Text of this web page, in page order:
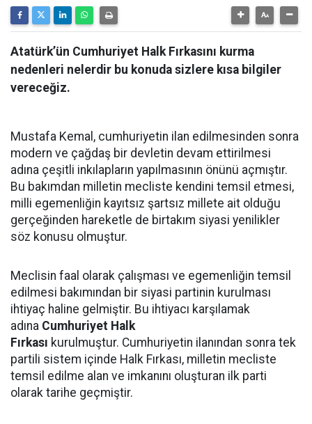
Atatürk’ün Cumhuriyet Halk Fırkasını kurma
nedenleri nelerdir bu konuda sizlere kısa bilgiler
vereceğiz.
Mustafa Kemal, cumhuriyetin ilan edilmesinden sonra
modern ve çağdaş bir devletin devam ettirilmesi
adına çeşitli inkılapların yapılmasının önünü açmıştır.
Bu bakımdan milletin mecliste kendini temsil etmesi,
milli egemenliğin kayıtsız şartsız millete ait olduğu
gerçeğinden hareketle de birtakım siyasi yenilikler
söz konusu olmuştur.
Meclisin faal olarak çalışması ve egemenliğin temsil
edilmesi bakımından bir siyasi partinin kurulması
ihtiyaç haline gelmiştir. Bu ihtiyacı karşılamak
adına Cumhuriyet Halk
Fırkası kurulmuştur. Cumhuriyetin ilanından sonra tek
partili sistem içinde Halk Fırkası, milletin mecliste
temsil edilme alan ve imkanını oluşturan ilk parti
olarak tarihe geçmiştir.